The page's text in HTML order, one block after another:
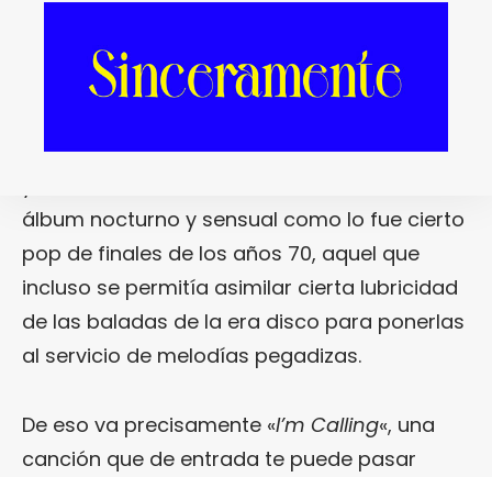
poner toda la carne en el asador… Y así lo
hicieronTennis con «Ritual in Repeat»
extirpaba definitivamente la excusa náutica
álbum nocturno y sensual como lo fue cierto
pop de finales de los años 70, aquel que
incluso se permitía asimilar cierta lubricidad
de las baladas de la era disco para ponerlas
al servicio de melodías pegadizas.
De eso va precisamente «I’m Calling«, una
canción que de entrada te puede pasar